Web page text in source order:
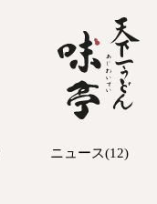
ニュース(12)